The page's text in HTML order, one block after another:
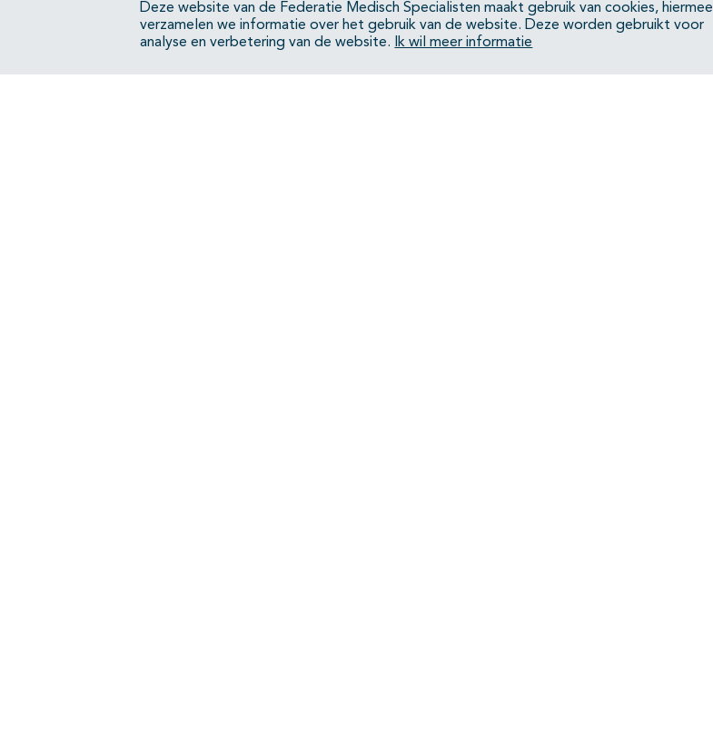
Deze website van de Federatie Medisch Specialisten maakt gebruik van cookies, hiermee
verzamelen we informatie over het gebruik van de website. Deze worden gebruikt voor
analyse en verbetering van de website.
Ik wil meer informatie